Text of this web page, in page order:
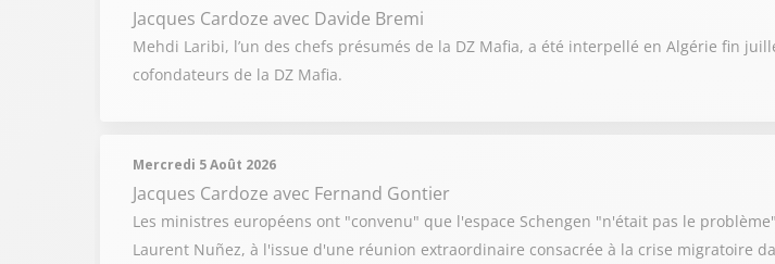
Jacques Cardoze avec Davide Bremi
Mehdi Laribi, l’un des chefs présumés de la DZ Mafia, a été interpellé en Algérie fin
cofondateurs de la DZ Mafia.
Mercredi 5 Août 2026
Jacques Cardoze avec Fernand Gontier
Les ministres européens ont "convenu" que l'espace Schengen "n'était pas le
Laurent Nuñez, à l'issue d'une réunion extraordinaire consacrée à la crise migratoire